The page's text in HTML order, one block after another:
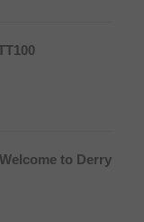
to Derry